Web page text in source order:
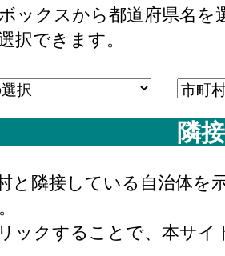
ックスから都道府県名
択できます。
隣
と隣接している自治体を
ックすることで、本サ